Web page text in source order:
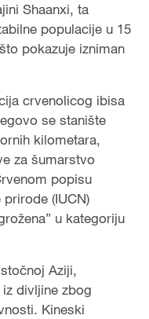
Shaanxi, ta
populacije u 15
pokazuje izniman
crvenolicog ibisa
se stanište
kilometara,
za šumarstvo
popisu
(IUCN)
u kategoriju
Aziji,
divljine zbog
Kineski